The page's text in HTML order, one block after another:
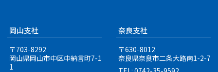
岡山支社
〒703-8292
岡山県岡山市中区中納言町7-1
1
奈良支社
〒630-8012
奈良県奈良市二条大路南1-2-7